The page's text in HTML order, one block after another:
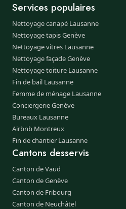
Services populaires
Nettoyage canapé Lausanne
Nettoyage tapis Genève
Nettoyage vitres Lausanne
Nettoyage façade Genève
Nettoyage toiture Lausanne
Fin de bail Lausanne
Femme de ménage Lausanne
Conciergerie Genève
Bureaux Lausanne
Airbnb Montreux
Fin de chantier Lausanne
Cantons desservis
Canton de Vaud
Canton de Genève
Canton de Fribourg
Canton de Neuchâtel